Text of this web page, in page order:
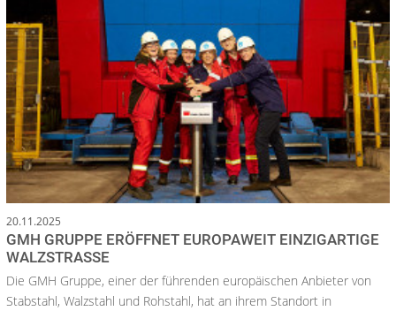
20.11.2025
GMH GRUPPE ERÖFFNET EUROPAWEIT EINZIGARTIGE
WALZSTRASSE
Die GMH Gruppe, einer der führenden europäischen Anbieter von
Stabstahl, Walzstahl und Rohstahl, hat an ihrem Standort in